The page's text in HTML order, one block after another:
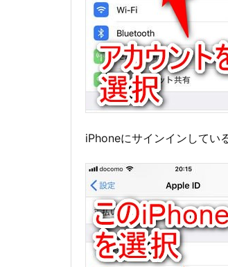
iPhoneにサインインしてい